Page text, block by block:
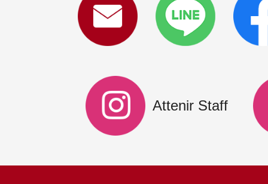
Attenir Staff